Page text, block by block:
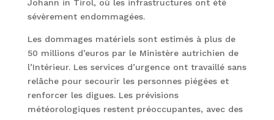
Johann in Tirol, où les infrastructures ont été
sévèrement endommagées.
Les dommages matériels sont estimés à plus de
50 millions d’euros par le Ministère autrichien de
l’Intérieur. Les services d’urgence ont travaillé sans
relâche pour secourir les personnes piégées et
renforcer les digues. Les prévisions
météorologiques restent préoccupantes, avec des